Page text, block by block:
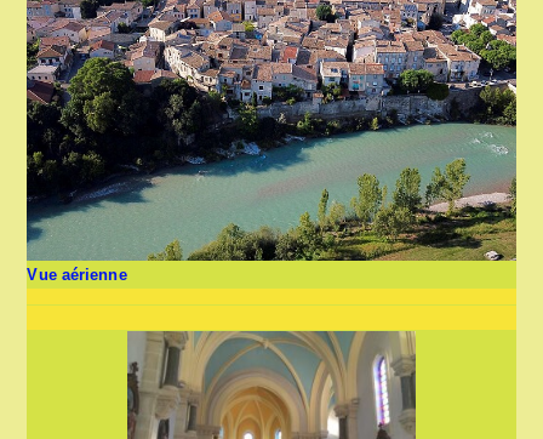
Vue aérienne